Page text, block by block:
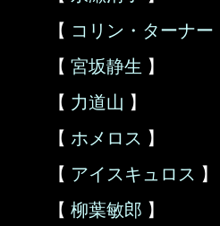
【 コリン・ターナー
【 宮坂静生 】
【 力道山 】
【 ホメロス 】
【 アイスキュロス 】
【 柳葉敏郎 】